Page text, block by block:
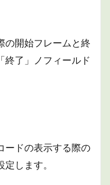
の開始フレームと終
終了」ノフィールド
ードの表示する際の
定します。